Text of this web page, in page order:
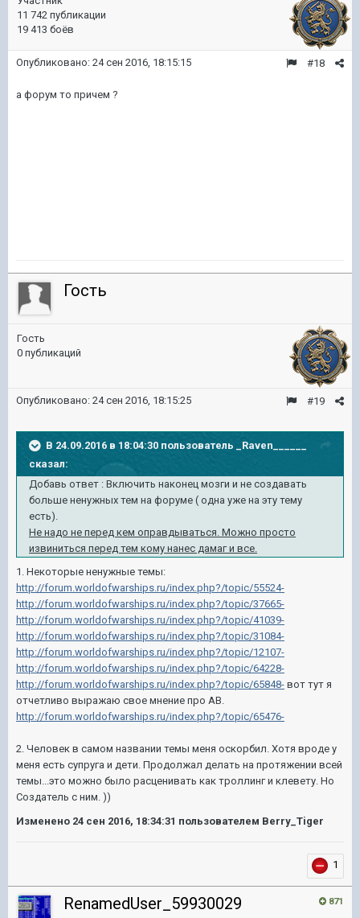
11 742 публикации
19 413 боёв
#18
Опубликовано: 24 сен 2016, 18:15:15
а форум то причем ?
Гость
Гость
0 публикаций
#19
Опубликовано: 24 сен 2016, 18:15:25
В 24.09.2016 в 18:04:30 пользователь _Raven______
сказал:
Добавь ответ : Включить наконец мозги и не создавать
больше ненужных тем на форуме ( одна уже на эту тему
есть).
Не надо не перед кем оправдываться. Можно просто
извиниться перед тем кому нанес дамаг и все.
1. Некоторые ненужные темы:
http://forum.worldofwarships.ru/index.php?/topic/55524-
http://forum.worldofwarships.ru/index.php?/topic/37665-
http://forum.worldofwarships.ru/index.php?/topic/41039-
http://forum.worldofwarships.ru/index.php?/topic/31084-
http://forum.worldofwarships.ru/index.php?/topic/12107-
http://forum.worldofwarships.ru/index.php?/topic/64228-
http://forum.worldofwarships.ru/index.php?/topic/65848- вот тут я
отчетливо выражаю свое мнение про АВ.
http://forum.worldofwarships.ru/index.php?/topic/65476-
2. Человек в самом названии темы меня оскорбил. Хотя вроде у
меня есть супруга и дети. Продолжал делать на протяжении всей
темы...это можно было расценивать как троллинг и клевету. Но
Создатель с ним. ))
Изменено 24 сен 2016, 18:34:31 пользователем Berry_Tiger
1
871
RenamedUser_59930029